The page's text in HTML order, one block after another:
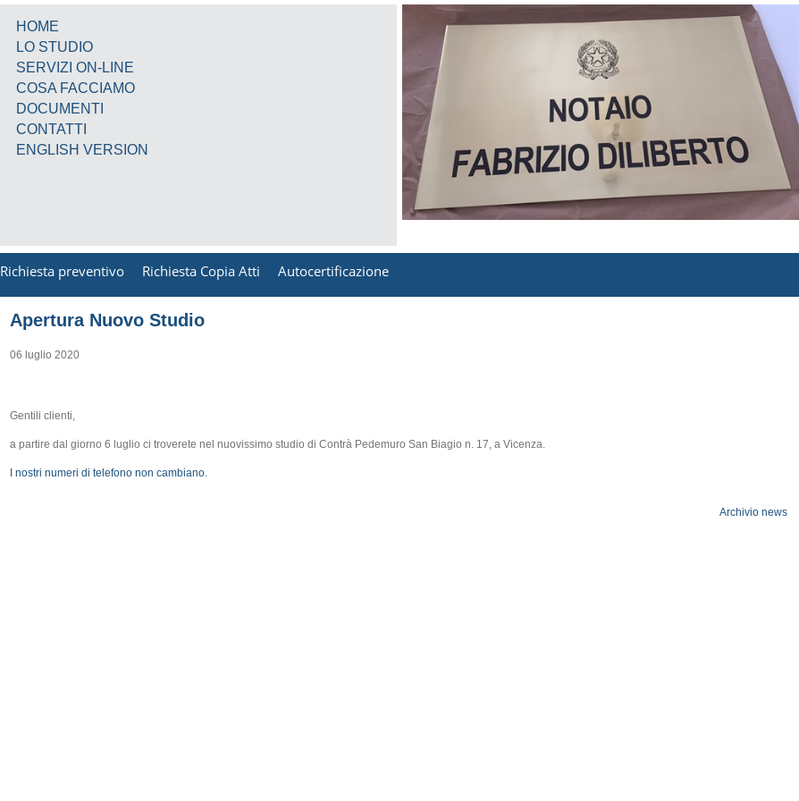
HOME
LO STUDIO
SERVIZI ON-LINE
COSA FACCIAMO
DOCUMENTI
CONTATTI
ENGLISH VERSION
Richiesta preventivo Richiesta Copia Atti Autocertificazione
Apertura Nuovo Studio
06 luglio 2020
Gentili clienti,
a partire dal giorno 6 luglio ci troverete nel nuovissimo studio di Contrà Pedemuro San Biagio n. 17, a Vicenza.
I nostri numeri di telefono non cambiano.
Archivio news